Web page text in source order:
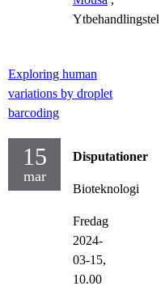
Exploring human
variations by droplet
barcoding
15
mar
Disputationer
Bioteknologi
Fredag
2024-
03-15,
10.00